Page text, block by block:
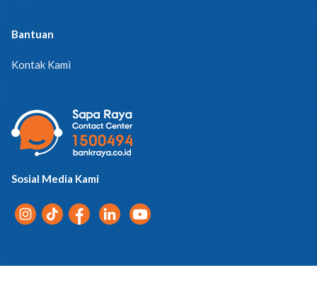
Bantuan
Kontak Kami
Sosial Media Kami